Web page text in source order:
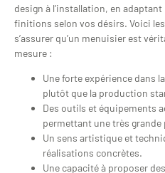
design à l’installation, en
finitions selon vos désirs. Voici
s’assurer qu’un menuisier est
mesure :
Une forte expérience dans
plutôt que la production
Des outils et équipements
permettant une très grande
Un sens artistique et
réalisations concrètes.
Une capacité à proposer